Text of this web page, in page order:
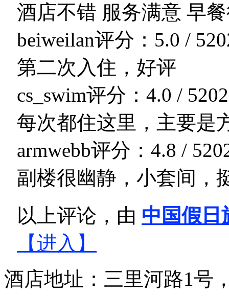
酒店不错 服务满意 早
beiweilan评分：5.0 / 5
第二次入住，好评
cs_swim评分：4.0 / 5
每次都住这里，主要是
armwebb评分：4.8 / 5
副楼很幽静，小套间，
以上评论，由 中国假日
【进入】
酒店地址：三里河路1号